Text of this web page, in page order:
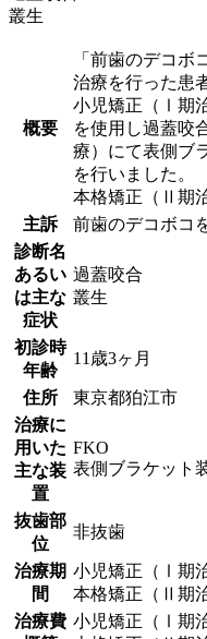
叢生
概要
「前歯のデコボ
治療を行った患
小児矯正（Ⅰ期
を使用し過蓋咬
療）にて表側ブ
を行いました。
本格矯正（Ⅱ期
主訴
前歯のデコボコ
診断名
あるい
は主な
症状
過蓋咬合
叢生
初診時
年齢
11歳3ヶ月
住所
東京都狛江市
治療に
用いた
主な装
置
FKO
表側ブラケット
抜歯部
位
非抜歯
治療期
間
小児矯正（Ⅰ期
本格矯正（Ⅱ期
治療費 小児矯正（Ⅰ期